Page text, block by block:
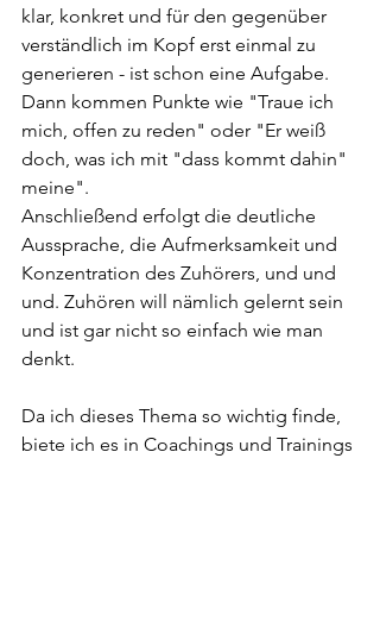
klar, konkret und für den gegenüber
verständlich im Kopf erst einmal zu
generieren - ist schon eine Aufgabe.
Dann kommen Punkte wie "Traue ich
mich, offen zu reden" oder "Er weiß
doch, was ich mit "dass kommt dahin"
meine".
Anschließend erfolgt die deutliche
Aussprache, die Aufmerksamkeit und
Konzentration des Zuhörers, und und
und. Zuhören will nämlich gelernt sein
und ist gar nicht so einfach wie man
denkt.
Da ich dieses Thema so wichtig finde,
biete ich es in Coachings und Trainings